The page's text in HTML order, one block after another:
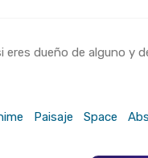
dueño de alguno y
Paisaje Space